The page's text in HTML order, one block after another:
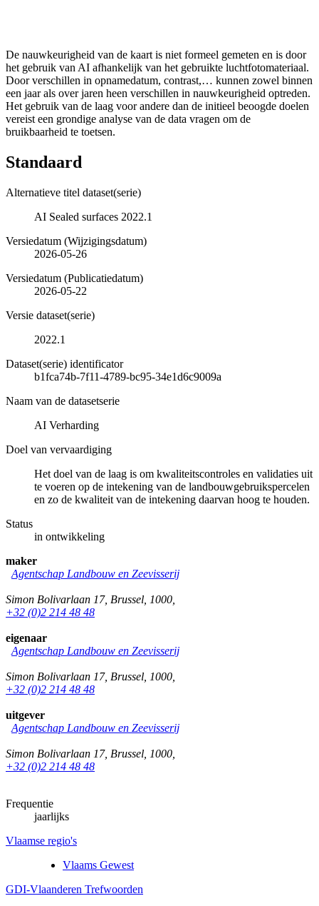
De nauwkeurigheid van de kaart is niet formeel gemeten en is door
het gebruik van AI afhankelijk van het gebruikte luchtfotomateriaal.
Door verschillen in opnamedatum, contrast,… kunnen zowel binnen
een jaar als over jaren heen verschillen in nauwkeurigheid optreden.
Het gebruik van de laag voor andere dan de initieel beoogde doelen
vereist een grondige analyse van de data vragen om de
bruikbaarheid te toetsen.
Standaard
Alternatieve titel dataset(serie)
AI Sealed surfaces 2022.1
Versiedatum (Wijzigingsdatum)
2026-05-26
Versiedatum (Publicatiedatum)
2026-05-22
Versie dataset(serie)
2022.1
Dataset(serie) identificator
b1fca74b-7f11-4789-bc95-34e1d6c9009a
Naam van de datasetserie
AI Verharding
Doel van vervaardiging
Het doel van de laag is om kwaliteitscontroles en validaties uit
te voeren op de intekening van de landbouwgebruikspercelen
en zo de kwaliteit van de intekening daarvan hoog te houden.
Status
in ontwikkeling
maker
Agentschap Landbouw en Zeevisserij
Simon Bolivarlaan 17, Brussel 1000
+32 (0)2 214 48 48
eigenaar
Agentschap Landbouw en Zeevisserij
Simon Bolivarlaan 17, Brussel 1000
+32 (0)2 214 48 48
uitgever
Agentschap Landbouw en Zeevisserij
Simon Bolivarlaan 17, Brussel 1000
+32 (0)2 214 48 48
Frequentie
jaarlijks
Vlaamse regio's
Vlaams Gewest
GDI-Vlaanderen Trefwoorden